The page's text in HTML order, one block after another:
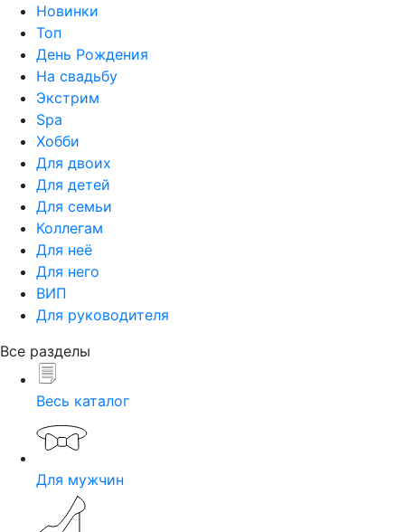
Новинки
Топ
День Рождения
На свадьбу
Экстрим
Spa
Хобби
Для двоих
Для детей
Для семьи
Коллегам
Для неё
Для него
ВИП
Для руководителя
Все разделы
Весь каталог
Для мужчин